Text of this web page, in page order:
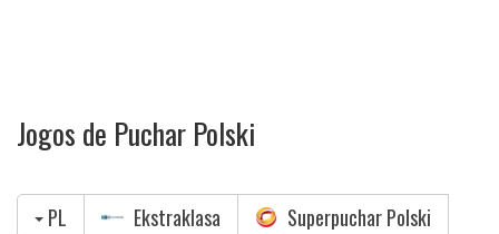
Jogos de Puchar Polski
PL Ekstraklasa
Superpuchar Polski